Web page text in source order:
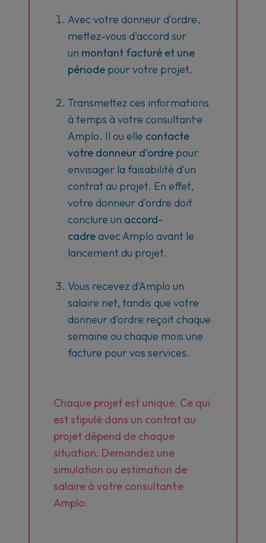
Avec votre donneur d'ordre,
mettez-vous d'accord sur
un montant facturé et une
période pour votre projet.
Transmettez ces informations
à temps à votre consultant·e
Amplo. Il ou elle contacte
votre donneur d'ordre pour
envisager la faisabilité d'un
contrat au projet. En effet,
votre donneur d'ordre doit
conclure un accord-
cadreavec Amplo avant le
lancement du projet.
Vous recevez d'Amplo un
salaire net, tandis que votre
donneur d'ordre reçoit chaque
semaine ou chaque mois une
facture pour vos services.
Chaque projet est unique. Ce qui
est stipulé dans un contrat au
projet dépend de chaque
situation. Demandez une
simulation ou estimation de
salaire à votre consultant·e
Amplo.